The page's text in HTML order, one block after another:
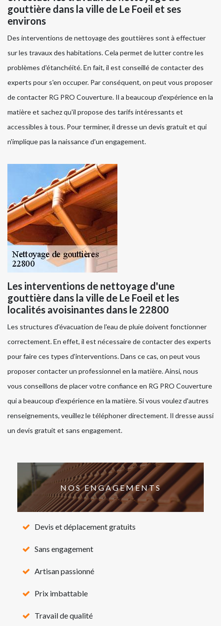
gouttière dans la ville de Le Foeil et ses
environs
Des interventions de nettoyage des gouttières sont à effectuer
sur les travaux des habitations. Cela permet de lutter contre les
problèmes d'étanchéité. En fait, il est conseillé de contacter des
experts pour s'en occuper. Par conséquent, on peut vous proposer
de contacter RG PRO Couverture. Il a beaucoup d'expérience en la
matière et sachez qu'il propose des tarifs intéressants et
accessibles à tous. Pour terminer, il dresse un devis gratuit et qui
n'implique pas la naissance d'un engagement.
Les interventions de nettoyage d'une
gouttière dans la ville de Le Foeil et les
localités avoisinantes dans le 22800
Les structures d'évacuation de l'eau de pluie doivent fonctionner
correctement. En effet, il est nécessaire de contacter des experts
pour faire ces types d'interventions. Dans ce cas, on peut vous
proposer contacter un professionnel en la matière. Ainsi, nous
vous conseillons de placer votre confiance en RG PRO Couverture
qui a beaucoup d'expérience en la matière. Si vous voulez d'autres
renseignements, veuillez le téléphoner directement. Il dresse aussi
un devis gratuit et sans engagement.
NOS ENGAGEMENTS
Devis et déplacement gratuits
Sans engagement
Artisan passionné
Prix imbattable
Travail de qualité